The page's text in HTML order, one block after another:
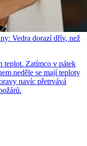
Vedra dorazí dřív, než
teplot. Zatímco v pátek
neděle se mají teploty
navíc přetrvává